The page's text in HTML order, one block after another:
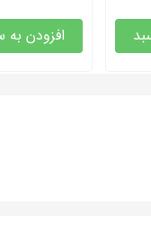
افزودن به